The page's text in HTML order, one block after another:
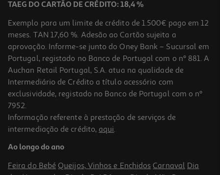
Ipad Mini 7 Apple Wi-Fi 256gb Starlight
829.99 €/un
829,99 €
TAEG DO CARTÃO DE CRÉDITO: 18,4 %
Exemplo para um limite de crédito de 1.500€ pago em 12
meses. TAN 17,60 %. Adesão ao Cartão sujeita a
aprovação. Informe-se junto do Oney Bank – Sucursal em
Portugal, registado no Banco de Portugal com o nº 881. A
Auchan Retail Portugal, S.A. atua na qualidade de
Intermediário de Crédito a título acessório com
exclusividade, registado no Banco de Portugal com o nº
7952.
Informação referente à prestação de serviços de
intermediação de crédito, aqui.
Ao longo do ano
Feira do Bebé Queijos, Vinhos e Enchidos Carnaval Dia